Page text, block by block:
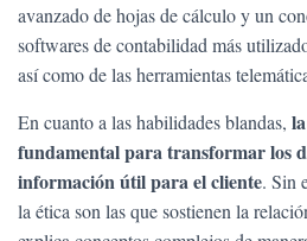
avanzado de hojas de cálculo y un
softwares de contabilidad más
así como de las herramientas
En cuanto a las habilidades blandas,
fundamental para transformar los
información útil para el cliente. Sin
la ética son las que sostienen la